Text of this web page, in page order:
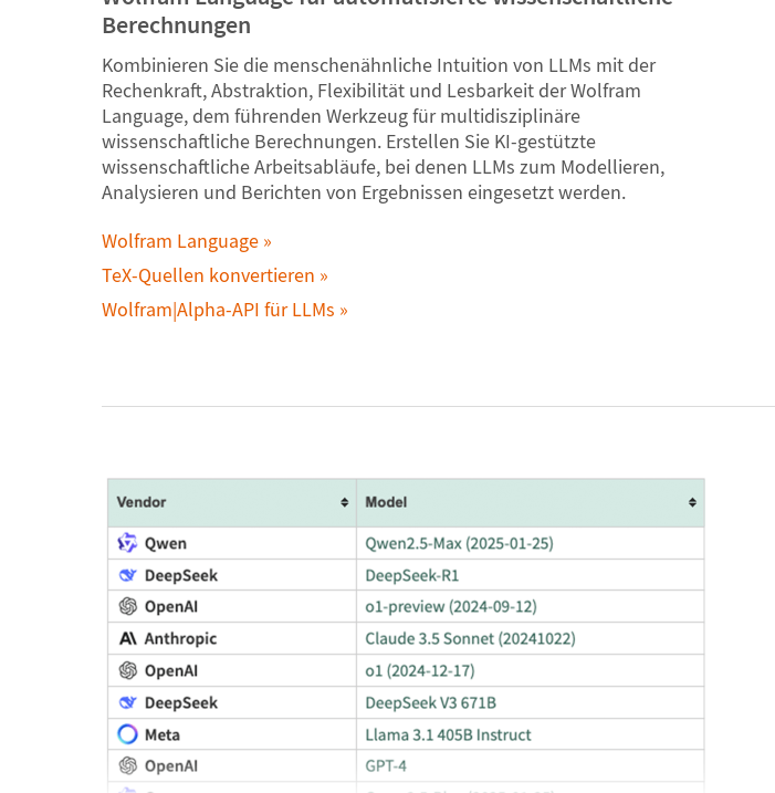
Berechnungen
Kombinieren Sie die menschenähnliche Intuition von LLMs mit der
Rechenkraft, Abstraktion, Flexibilität und Lesbarkeit der Wolfram
Language, dem führenden Werkzeug für multidisziplinäre
wissenschaftliche Berechnungen. Erstellen Sie KI-gestützte
wissenschaftliche Arbeitsabläufe, bei denen LLMs zum Modellieren,
Analysieren und Berichten von Ergebnissen eingesetzt werden.
Wolfram Language
TeX-Quellen konvertieren
Wolfram|Alpha-API für LLMs